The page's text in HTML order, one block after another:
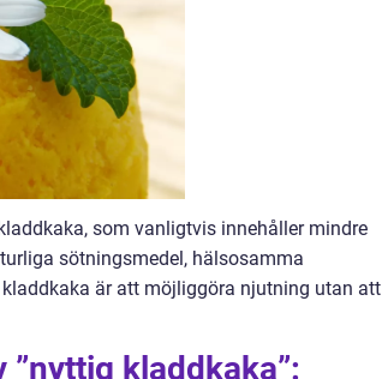
som vanligtvis innehåller mindre
sötningsmedel, hälsosamma
är att möjliggöra njutning utan att
kladdkaka”: